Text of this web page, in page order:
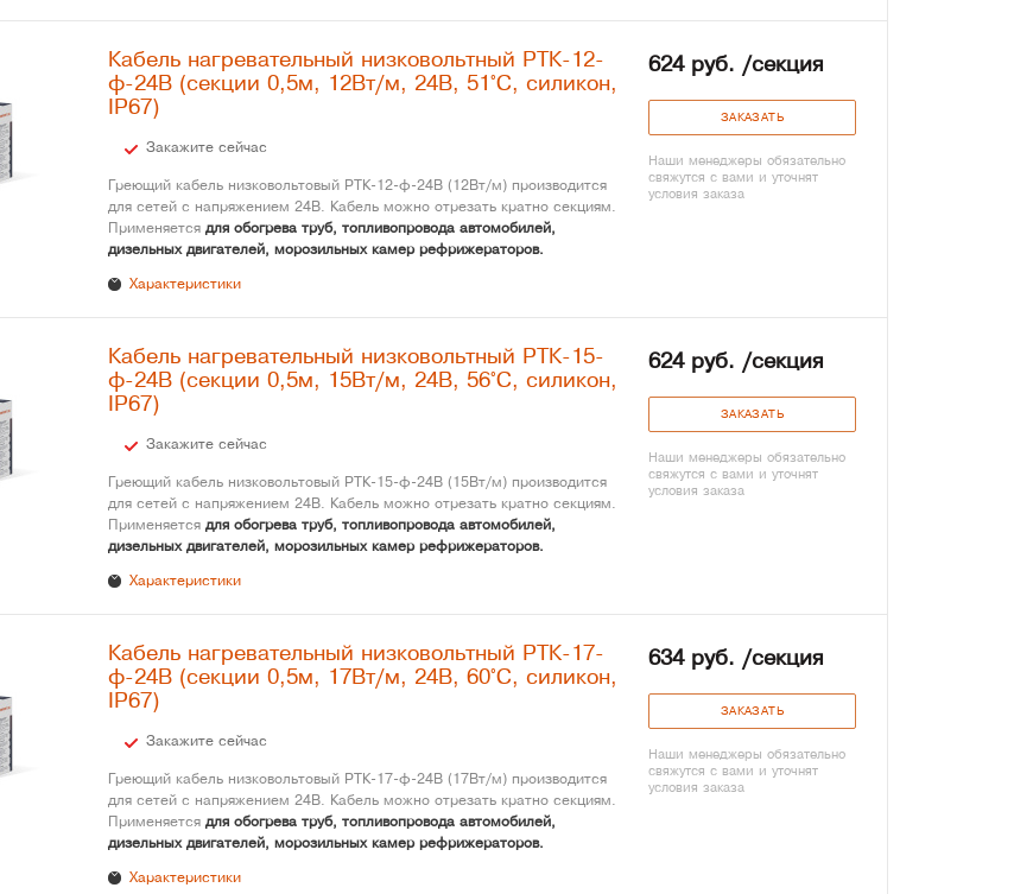
Кабель нагревательный низковольтный РТК-12-
ф-24В (секции 0,5м, 12Вт/м, 24В, 51°С, силикон,
IP67)
Закажите сейчас
Греющий кабель низковольтовый РТК-12-ф-24В (12Вт/м) производится
для сетей с напряжением 24В. Кабель можно отрезать кратно секциям.
Применяется для обогрева труб, топливопровода автомобилей,
дизельных двигателей, морозильных камер рефрижераторов.
Характеристики
624 руб. /секция
ЗАКАЗАТЬ
Наши менеджеры обязательно
свяжутся с вами и уточнят
условия заказа
Кабель нагревательный низковольтный РТК-15-
ф-24В (секции 0,5м, 15Вт/м, 24В, 56°С, силикон,
IP67)
Закажите сейчас
Греющий кабель низковольтовый РТК-15-ф-24В (15Вт/м) производится
для сетей с напряжением 24В. Кабель можно отрезать кратно секциям.
Применяется для обогрева труб, топливопровода автомобилей,
дизельных двигателей, морозильных камер рефрижераторов.
Характеристики
624 руб. /секция
ЗАКАЗАТЬ
Наши менеджеры обязательно
свяжутся с вами и уточнят
условия заказа
Кабель нагревательный низковольтный РТК-17-
ф-24В (секции 0,5м, 17Вт/м, 24В, 60°С, силикон,
IP67)
Закажите сейчас
Греющий кабель низковольтовый РТК-17-ф-24В (17Вт/м) производится
для сетей с напряжением 24В. Кабель можно отрезать кратно секциям.
Применяется для обогрева труб, топливопровода автомобилей,
дизельных двигателей, морозильных камер рефрижераторов.
Характеристики
634 руб. /секция
ЗАКАЗАТЬ
Наши менеджеры обязательно
свяжутся с вами и уточнят
условия заказа